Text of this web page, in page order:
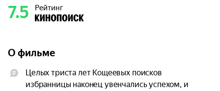
7.5 Рейтинг
О фильме
Целых триста лет Кощеевых поисков
избранницы наконец увенчались успехом, и